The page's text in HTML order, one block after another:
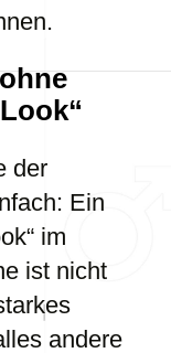
der
Ein
im
ist nicht
andere